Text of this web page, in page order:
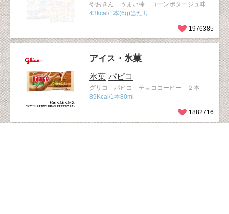
やおきん うまい棒 コーンポタージュ味
43kcal/1本(6g)当たり
1976385
アイス・氷菓
氷菓 パピコ
グリコ パピコ チョココーヒー ２本
89Kcal/1本80ml
1882716